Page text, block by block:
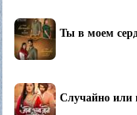
Ты в моем
Случайно или